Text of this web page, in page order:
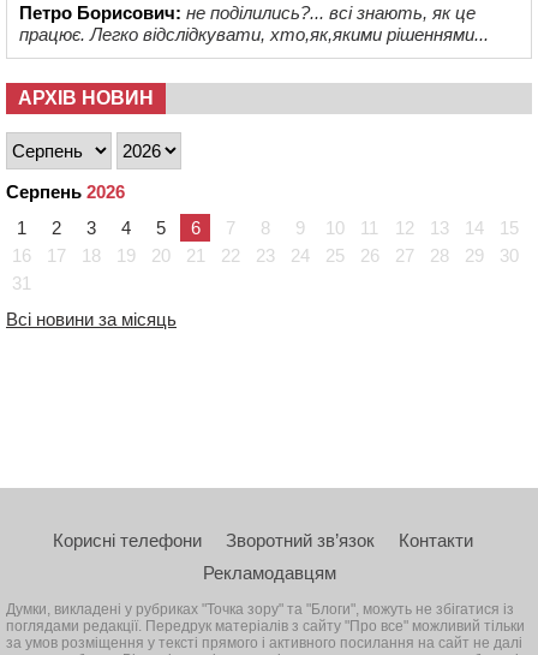
Петро Борисович: не поділились?... всі знають, як це
працює. Легко відслідкувати, хто,як,якими рішеннями...
АРХІВ НОВИН
Серпень 2026
1
2 3 4 5 6 7 8 9 10 11 12 13 14
15
16
17 18 19 20 21 22 23 24 25 26 27 28 29
30
31
Всі новини за місяць
Корисні телефони Зворотний зв’язок
Контакти
Рекламодавцям
Думки, викладені у рубриках "Точка зору" та "Блоги", можуть не збігатися із
поглядами редакції. Передрук матеріалів з сайту "Про все" можливий тільки
за умов розміщення у тексті прямого і активного посилання на сайт не далі